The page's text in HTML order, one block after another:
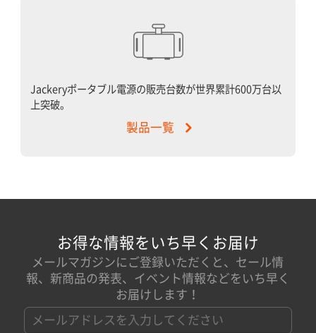
Jackeryポータブル電源の販売台数が世界累計600万台以
上突破。
製品一覧
お得な情報をいち早くお届け
メールマガジンにご登録いただくと、セール情
報、新商品の発表、イベント情報などをいち早く
お届けします！